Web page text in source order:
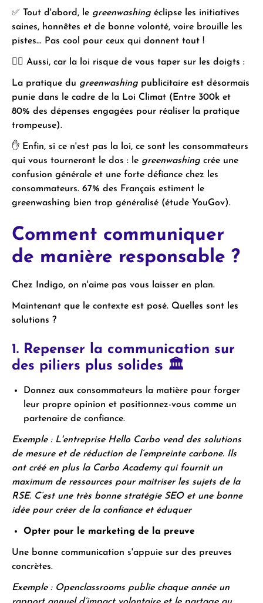
✅ Tout d'abord, le greenwashing éclipse les initiatives
saines, honnêtes et de bonne volonté, voire brouille les
pistes... Pas cool pour ceux qui donnent tout !
👩‍⚖️ Aussi, car la loi risque de vous taper sur les doigts :
La pratique du greenwashing publicitaire est désormais
punie dans le cadre de la Loi Climat (Entre 300k et
80% des dépenses engagées pour réaliser la pratique
trompeuse).
✋ Enfin, si ce n'est pas la loi, ce sont les consommateurs
qui vous tourneront le dos : le greenwashing crée une
confusion générale et une forte défiance chez les
consommateurs. 67% des Français estiment le
greenwashing bien trop généralisé (étude YouGov).
Comment communiquer
de manière responsable ?
Chez Indigo, on n'aime pas vous laisser en plan.
Maintenant que le contexte est posé. Quelles sont les
solutions ?
1. Repenser la communication sur
des piliers plus solides 🏛
Donnez aux consommateurs la matière pour forger
leur propre opinion et positionnez-vous comme un
partenaire de confiance.
Exemple : L'entreprise Hello Carbo vend des solutions
de mesure et de réduction de l’empreinte carbone. Ils
ont créé en plus la Carbo Academy qui fournit un
maximum de ressources pour maitriser les sujets de la
RSE. C’est une très bonne stratégie SEO et une bonne
idée pour créer de la confiance et éduquer
Opter pour le marketing de la preuve
Une bonne communication s'appuie sur des preuves
concrètes.
Exemple : Openclassrooms publie chaque année un